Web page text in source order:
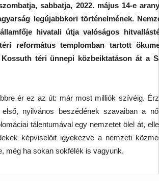
sabbatja, 2022. május 14-e
legújabbkori történelmének.
hivatali útja valóságos
református templomban tartott
téri ünnepi közbeiktatáson át a
ér ez az út: már most milliók szívéig.
nyilvános beszédének szavaiban a
tálentumával egy nemzetet ölel át,
képviselőit igyekezve a nemzeti
még ha sokan sokfélék is vagyunk.